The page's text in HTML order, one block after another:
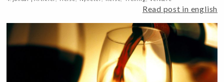
Read post in english